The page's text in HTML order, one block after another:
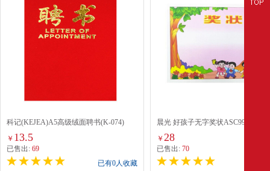
科记(KEJEA)A5高级绒面聘书(K-074)
￥ 13.5
已售出: 69
已有0人收藏
晨光 好孩子无字奖状ASC99377 （
16K 50 张/组 奖状）
￥28
已售出:70